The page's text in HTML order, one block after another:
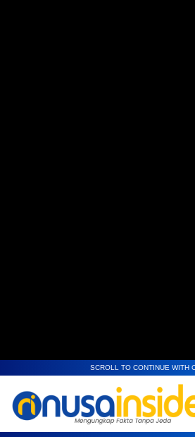
SCROLL TO CONTINUE WITH